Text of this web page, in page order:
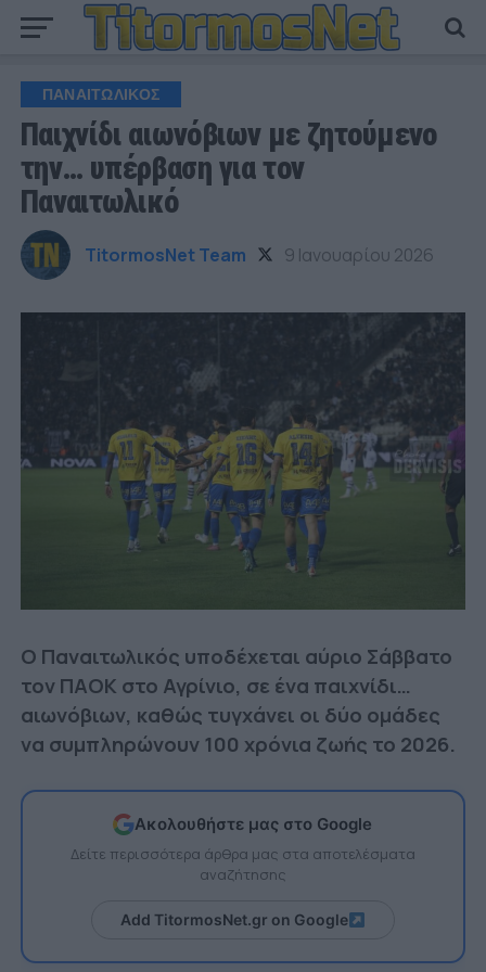
ΠΑΝΑΙΤΩΛΙΚΟΣ
Παιχνίδι αιωνόβιων με ζητούμενο
την… υπέρβαση για τον
Παναιτωλικό
TitormosNet Team 9 Ιανουαρίου 2026
Ο Παναιτωλικός υποδέχεται αύριο Σάββατο
τον ΠΑΟΚ στο Αγρίνιο, σε ένα παιχνίδι…
αιωνόβιων, καθώς τυγχάνει οι δύο ομάδες
να συμπληρώνουν 100 χρόνια ζωής το 2026.
Ακολουθήστε μας στο Google
Δείτε περισσότερα άρθρα μας στα αποτελέσματα
αναζήτησης
Add TitormosNet.gr on Google